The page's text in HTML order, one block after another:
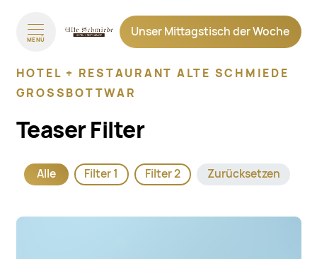
MENÜ
Unser Mittagstisch der Woche
HOTEL + RESTAURANT ALTE SCHMIEDE
GROSSBOTTWAR
Teaser Filter
Alle Filter 1 Filter 2 Zurücksetzen